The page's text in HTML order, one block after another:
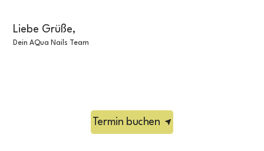
Liebe Grüße,
Dein AQua Nails Team
Termin buchen